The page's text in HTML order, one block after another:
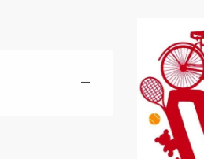
—